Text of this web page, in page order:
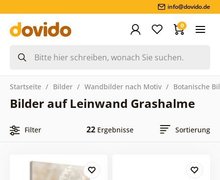
info@dovido.de
0
Startseite Bilder Wandbilder nach Motiv Botanische
Bilder auf Leinwand Grashalme
Filter 22 Ergebnisse Sortierung